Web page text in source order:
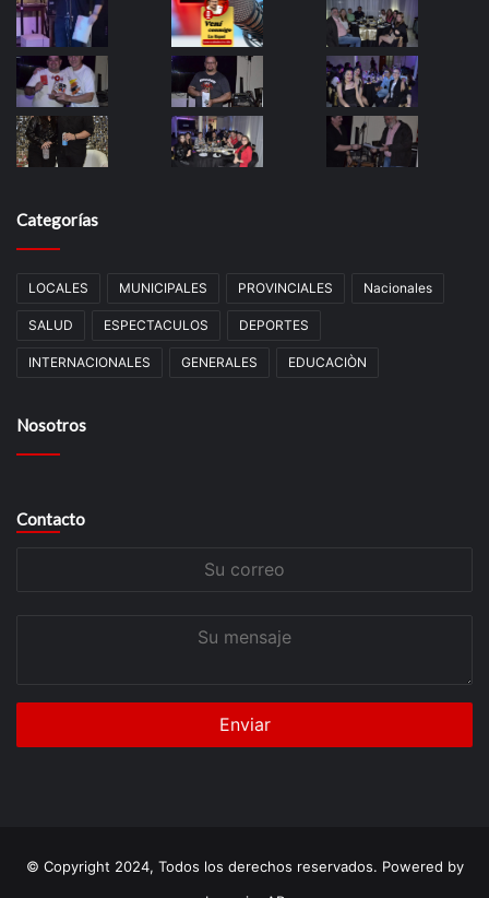
Categorías
LOCALES MUNICIPALES PROVINCIALES Nacionales
SALUD ESPECTACULOS DEPORTES
INTERNACIONALES GENERALES EDUCACIÒN
Nosotros
Contacto
© Copyright 2024, Todos los derechos reservados. Powered by